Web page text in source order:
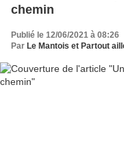
chemin
Publié le 12/06/2021 à 08:26
Par Le Mantois et Partout